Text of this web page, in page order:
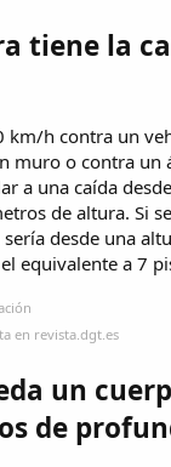
tiene la
km/h contra un
muro o contra un
a una caída
de altura. Si
desde una
equivalente a 7
en revista.dgt.es
un
de